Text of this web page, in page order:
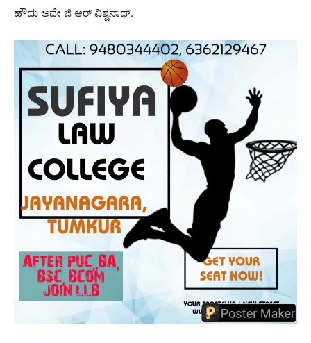
ಹೌದು ಅದೇ ಜಿ ಆರ್ ವಿಶ್ವನಾಥ್.